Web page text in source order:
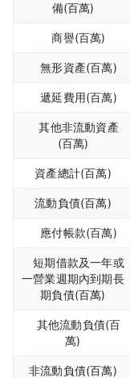
備(百萬)
商譽(百萬)
無形資產(百萬)
遞延費用(百萬)
其他非流動資產
(百萬)
資產總計(百萬)
流動負債(百萬)
應付帳款(百萬)
短期借款及一年或
一營業週期內到期長
期負債(百萬)
其他流動負債(百
萬)
非流動負債(百萬)